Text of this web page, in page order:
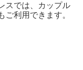
スでは、カップル
ご利用できます。